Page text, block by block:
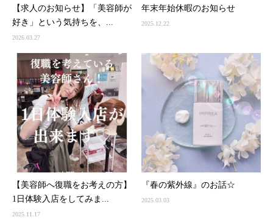
【求人のお知らせ】「美容師が
好き」という気持ちを、...
2026.03.27
年末年始休暇のお知らせ
2025.12.22
【美容師へ復職をお考えの方】
1日体験入店をしてみま...
2025.11.17
『春の紫外線』のお話☆
2025.03.03